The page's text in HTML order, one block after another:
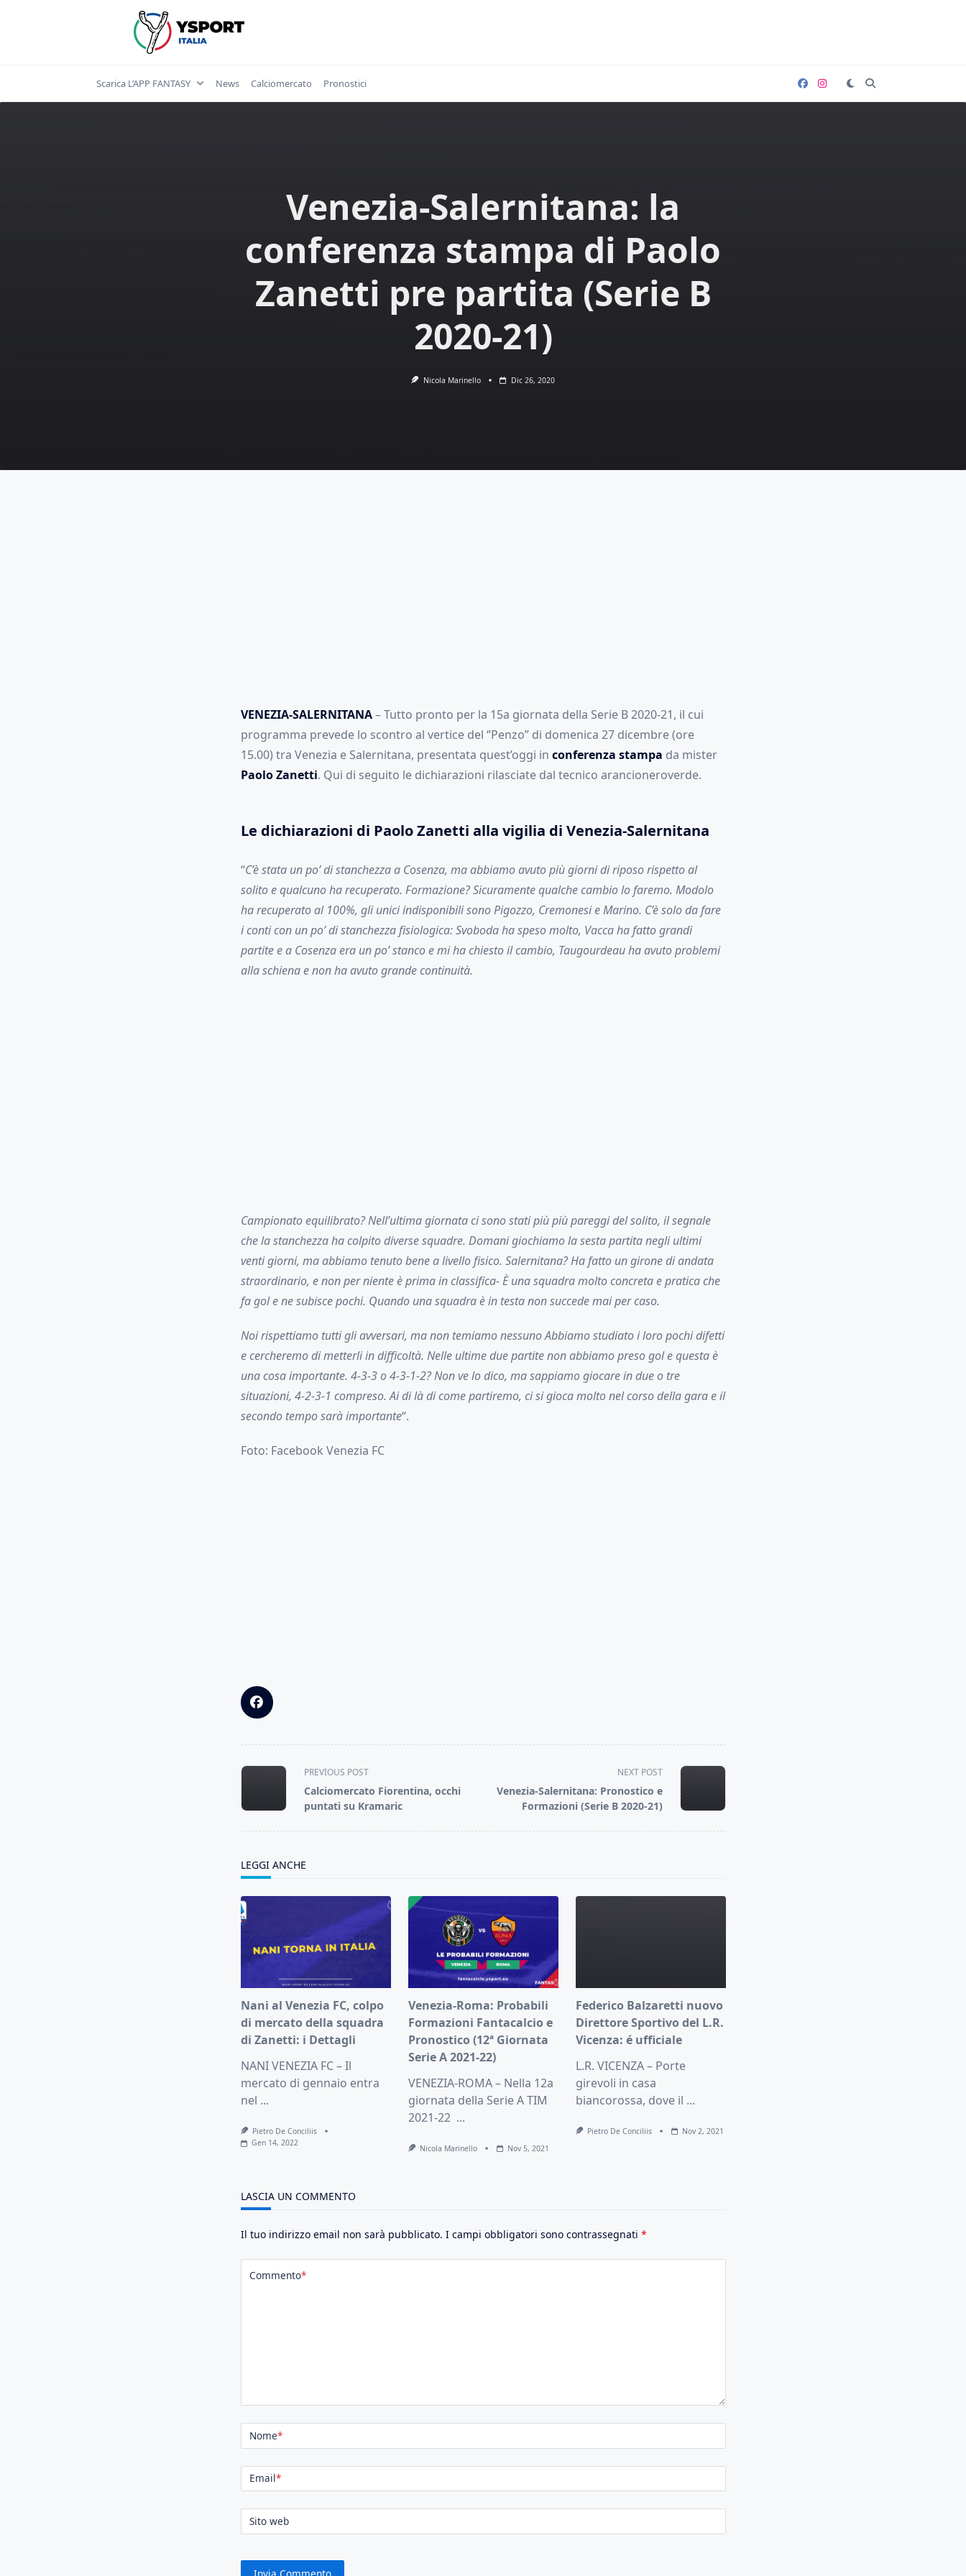
Scarica L’APP FANTASY News Calciomercato Pronostici
Venezia-Salernitana: la
conferenza stampa di Paolo
Zanetti pre partita (Serie B
2020-21)
Nicola Marinello Dic 26, 2020
VENEZIA-SALERNITANA– Tutto pronto per la 15a giornata della Serie B 2020-21, il cui
programma prevede lo scontro al vertice del “Penzo” di domenica 27 dicembre (ore
15.00) tra Venezia e Salernitana, presentata quest’oggi in conferenza stampa da mister
Paolo Zanetti. Qui di seguito le dichiarazioni rilasciate dal tecnico arancioneroverde.
Le dichiarazioni di Paolo Zanetti alla vigilia di Venezia-Salernitana
“C’è stata un po’ di stanchezza a Cosenza, ma abbiamo avuto più giorni di riposo rispetto al
solito e qualcuno ha recuperato. Formazione? Sicuramente qualche cambio lo faremo. Modolo
ha recuperato al 100%, gli unici indisponibili sono Pigozzo, Cremonesi e Marino. C’è solo da fare
i conti con un po’ di stanchezza fisiologica: Svoboda ha speso molto, Vacca ha fatto grandi
partite e a Cosenza era un po’ stanco e mi ha chiesto il cambio, Taugourdeau ha avuto problemi
alla schiena e non ha avuto grande continuità.
Campionato equilibrato? Nell’ultima giornata ci sono stati più più pareggi del solito, il segnale
che la stanchezza ha colpito diverse squadre. Domani giochiamo la sesta partita negli ultimi
venti giorni, ma abbiamo tenuto bene a livello fisico. Salernitana? Ha fatto un girone di andata
straordinario, e non per niente è prima in classifica- È una squadra molto concreta e pratica che
fa gol e ne subisce pochi. Quando una squadra è in testa non succede mai per caso.
Noi rispettiamo tutti gli avversari, ma non temiamo nessuno Abbiamo studiato i loro pochi difetti
e cercheremo di metterli in difficoltà. Nelle ultime due partite non abbiamo preso gol e questa è
una cosa importante. 4-3-3 o 4-3-1-2? Non ve lo dico, ma sappiamo giocare in due o tre
situazioni, 4-2-3-1 compreso. Ai di là di come partiremo, ci si gioca molto nel corso della gara e il
secondo tempo sarà importante“.
Foto: Facebook Venezia FC
<span
class="nav-
subtitle
PREVIOUS POST
Calciomercato Fiorentina, occhi
puntati su Kramaric
NEXT POST
Venezia-Salernitana: Pronostico e
Formazioni (Serie B 2020-21)
LEGGI ANCHE
Nani al Venezia FC, colpo
di mercato della squadra
di Zanetti: i Dettagli
NANI VENEZIA FC – Il
mercato di gennaio entra
nel ...
Pietro De Conciliis
Gen 14, 2022
Venezia-Roma: Probabili
Formazioni Fantacalcio e
Pronostico (12ª Giornata
Serie A 2021-22)
VENEZIA-ROMA – Nella 12a
giornata della Serie A TIM
2021-22 ...
Nicola Marinello Nov 5, 2021
Federico Balzaretti nuovo
Direttore Sportivo del L.R.
Vicenza: é ufficiale
L.R. VICENZA – Porte
girevoli in casa
biancorossa, dove il ...
Pietro De Conciliis Nov 2, 2021
LASCIA UN COMMENTO
Il tuo indirizzo email non sarà pubblicato. I campi obbligatori sono contrassegnati *
Commento*
Nome*
Email*
Sito web